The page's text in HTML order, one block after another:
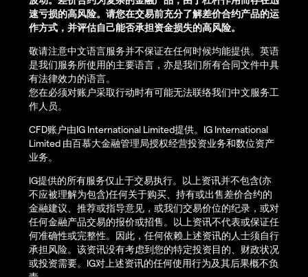
速亏损的高风险。请您在交易前充分了解差价合约产品的运
作方式，并评估自己能否承担资金损失的高风险。
敬请注意中文语言服务并不保证在任何时候均能提供。英语
是我们服务所使用的主要语言，亦是我们所有合同文件中具
有法律效力的语言。
您在必须对账户采取行动时有可能无法联络我们中文服务工
作人员。
CFD账户由IG International Limited提供。IG International
Limited 由百慕大金融管理局授权经营投资业务和数位资产
业务。
IG提供的所有服务仅止于交易执行。以上资讯并不包含(亦
不应被理解为包含)任何关于购买、持有或出售差价合约的
金融建议、推荐或指导意见，或我们交易价位的纪录，或对
任何金融产品交易的报价或招售。以上资讯不代表或保证任
何准确性或完整性。因此，任何依赖上述资讯的人士须自行
承担风险。该资讯没有考虑到您的特定投资目的、财政状况
或投资需要。IG对上述资讯的任何使用行为及其后果概不负